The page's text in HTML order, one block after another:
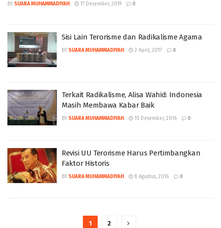
BY SUARA MUHAMMADIYAH 17 Desember, 2019 0
Sisi Lain Terorisme dan Radikalisme Agama
BY SUARA MUHAMMADIYAH 2 April, 2017 0
Terkait Radikalisme, Alisa Wahid: Indonesia
Masih Membawa Kabar Baik
BY SUARA MUHAMMADIYAH 15 Desember, 2016 0
Revisi UU Terorisme Harus Pertimbangkan
Faktor Historis
BY SUARA MUHAMMADIYAH 8 Agustus, 2016 0
1 2